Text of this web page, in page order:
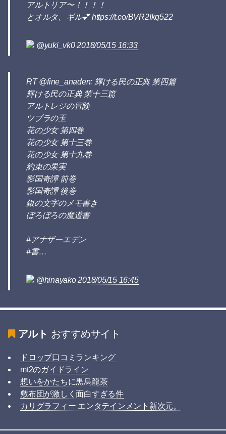
アルトリア〜！！！！
とオルタ、ギル💕 https://t.co/BVR2Ikq522
@yuki_vk02018/05/15 16:33
RT @fine_anaden: 輝ける民の正典 第四篇
輝ける民の正典 第十三篇
アルトレジの冒険
ツブラの玉
花の少女 第四巻
花の少女 第十三巻
花の少女 第十九巻
約束の果実
影国奇譚 前巻
影国奇譚 後巻
銀の文字のメモ書き
ぼろぼろの魔道書
#アナザーエデン
#書…
@hinayako2018/05/15 16:45
アルト おすすめサイト
ドロップ口コミランキング
mt2のガイドライン
想いをかたちに黒烏龍茶
敷布団が激しく面白すぎる件
カリグラフィー エンタテインメント新次元。